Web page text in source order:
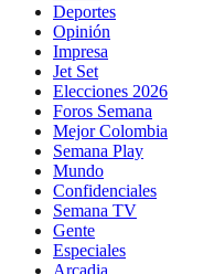
Deportes
Opinión
Impresa
Jet Set
Elecciones 2026
Foros Semana
Mejor Colombia
Semana Play
Mundo
Confidenciales
Semana TV
Gente
Especiales